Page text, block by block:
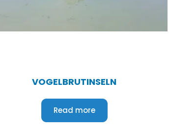
VOGELBRUTINSELN
Read more